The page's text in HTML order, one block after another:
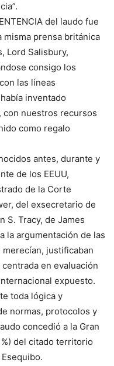
del laudo fue
misma prensa británica
Lord Salisbury,
consigo los
las líneas
inventado
con nuestros recursos
como regalo
antes, durante y
de los EEUU,
de la Corte
del exsecretario de
S. Tracy, de James
la argumentación de las
justificaban
en evaluación
expuesto.
toda lógica y
normas, protocolos y
concedió a la Gran
del citado territorio